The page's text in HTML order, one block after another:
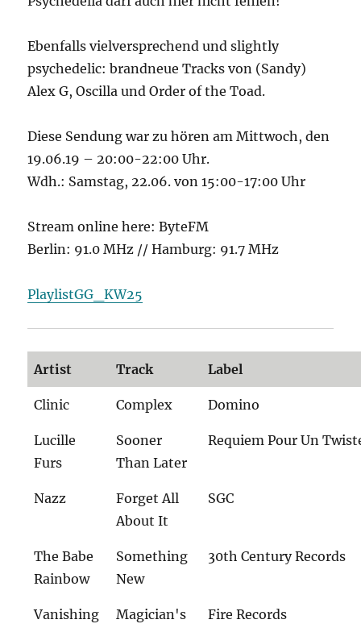
Ebenfalls vielversprechend und slightly
psychedelic: brandneue Tracks von (Sandy)
Alex G, Oscilla und Order of the Toad.
Diese Sendung war zu hören am Mittwoch, den
19.06.19 – 20:00-22:00 Uhr.
Wdh.: Samstag, 22.06. von 15:00-17:00 Uhr
Stream online here: ByteFM
Berlin: 91.0 MHz // Hamburg: 91.7 MHz
PlaylistGG_KW25
Artist Track Label
Clinic Complex Domino
Lucille
Furs
Sooner
Than Later
Requiem Pour Un
Nazz
Forget All
About It
SGC
The Babe
Rainbow
Something
New
30th Century Records
Vanishing
Magician's
Fire Records